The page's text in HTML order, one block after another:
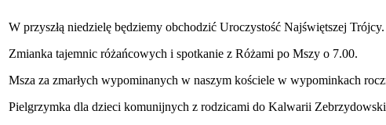
W przyszłą niedzielę będziemy obchodzić Uroczystość Najświętszej
Zmianka tajemnic różańcowych i spotkanie z Różami po Mszy o 7.00.
Msza za zmarłych wypominanych w naszym kościele w wypominkach
Pielgrzymka dla dzieci komunijnych z rodzicami do Kalwarii